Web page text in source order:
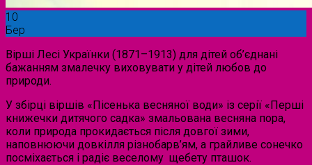
10
Бер
Вірші Лесі Українки (1871–1913) для дітей об’єднані
бажанням змалечку виховувати у дітей любов до
природи.
У збірці віршів «Пісенька весняної води» із серії «Перші
книжечки дитячого садка» змальована весняна пора,
коли природа прокидається після довгої зими,
наповнюючи довкілля різнобарв’ям, а грайливе сонечко
посміхається і радіє веселому щебету пташок.